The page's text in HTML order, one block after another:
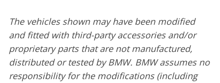
The vehicles shown may have been modified
and fitted with third-party accessories and/or
proprietary parts that are not manufactured,
distributed or tested by BMW. BMW assumes no
responsibility for the modifications (including